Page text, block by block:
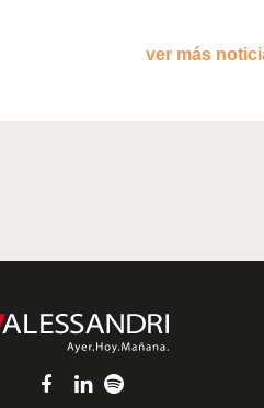
ver más